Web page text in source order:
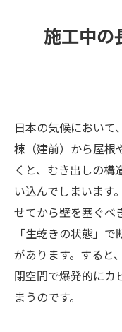
【Q&A】新築
まとめ：新築
施工中の
日本の気候において
棟（建前）から屋根
くと、むき出しの構
い込んでしまいます
せてから壁を塞ぐべ
「生乾きの状態」
があります。すると
閉空間で爆発的にカ
まうのです。